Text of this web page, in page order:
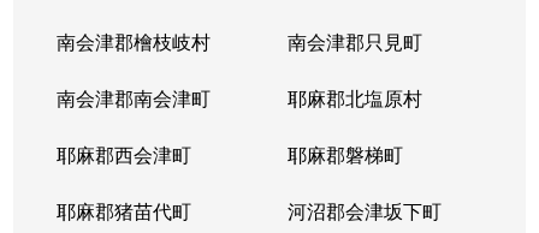
南会津郡檜枝岐村 南会津郡只見町
南会津郡南会津町 耶麻郡北塩原村
耶麻郡西会津町 耶麻郡磐梯町
耶麻郡猪苗代町 河沼郡会津坂下町